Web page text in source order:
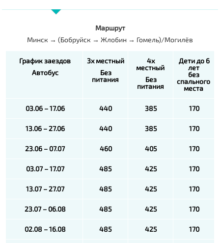
Маршрут
Минск → (Бобруйск → Жлобин → Гомель)/Могилёв
График заездов
Автобус
3х местный
Без
питания
4х
местный
Без
питания
Дети до 6
лет
без
спального
места
03.06 – 17.06 440 385 170
13.06 – 27.06 440 385 170
23.06 – 07.07 460 405 170
03.07 – 17.07 485 425 170
13.07 – 27.07 485 425 170
23.07 – 06.08 485 425 170
02.08 – 16.08 485 425 170